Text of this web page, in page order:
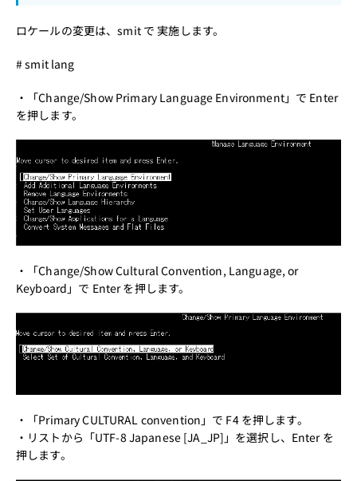
ロケールの変更は、smit で 実施します。
# smit lang
・「Change/Show Primary Language Environment」で Enter
を押します。
・「Change/Show Cultural Convention, Language, or
Keyboard」で Enter を押します。
・「Primary CULTURAL convention」で F4 を押します。
・リストから「UTF-8 Japanese [JA_JP]」を選択し、Enter を
押します。